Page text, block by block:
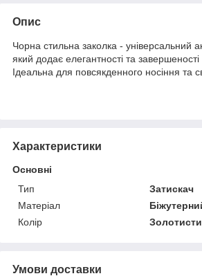
Опис
Чорна стильна заколка - універсальний
який додає елегантності та
Ідеальна для повсякденного носіння та
Характеристики
Основні
Тип
Затискач
Матеріал
Колір
Умови доставки